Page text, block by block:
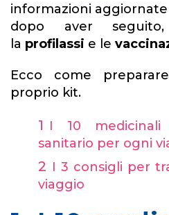
informazioni
dopo aver
la profilassi e le
Ecco come
proprio kit.
I 10
sanitario per ogni
I 3 consigli per
viaggio